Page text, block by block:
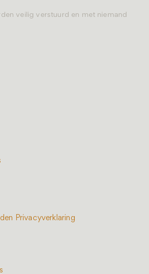
veilig verstuurd en met niemand
Privacyverklaring